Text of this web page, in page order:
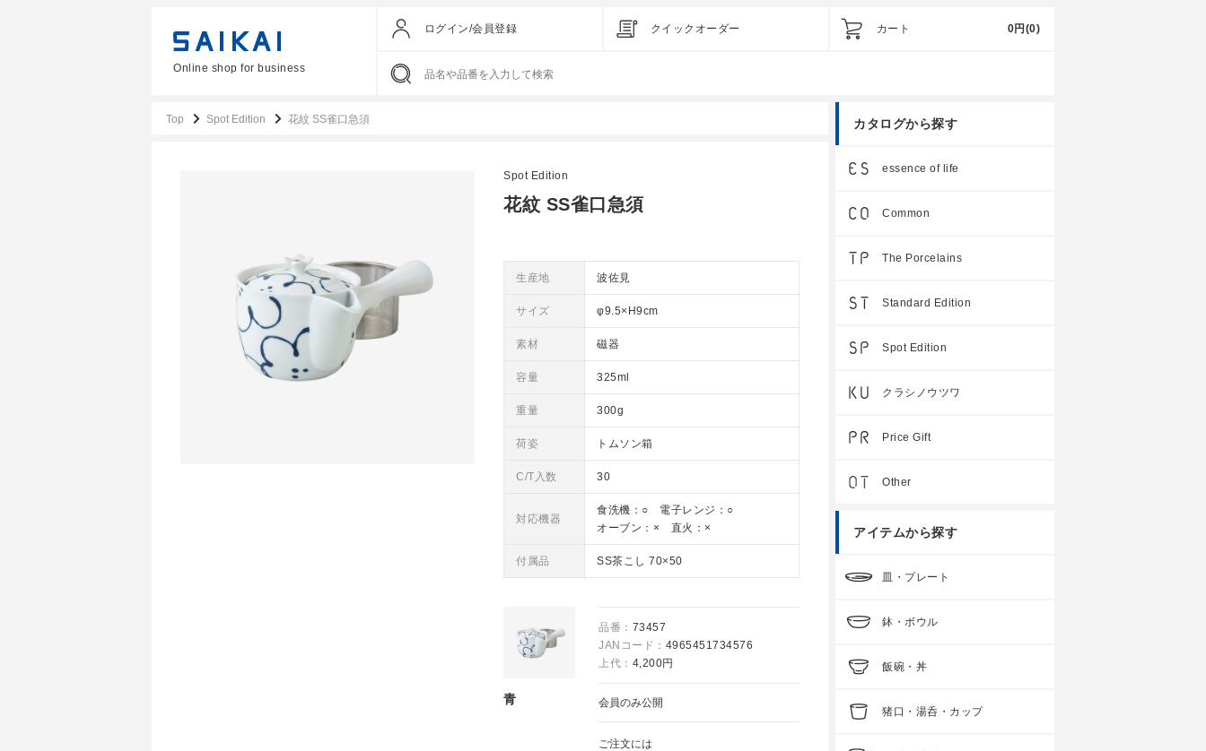
Online shop for business
ログイン/会員登録 クイックオーダー カート 0円 (0)
Top Spot Edition 花紋 SS雀口急須
花紋 SS雀口急須
Spot Edition
生産地 波佐見
サイズ φ9.5×H9cm
素材 磁器
容量 325ml
重量 300g
荷姿 トムソン箱
C/T入数 30
対応機器
食洗機：○ 電子レンジ：○
オーブン：× 直火：×
付属品 SS茶こし 70×50
青
品番： 73457
JANコード： 4965451734576
上代： 4,200円
会員のみ公開
ご注文には
カタログから探す
essence of life
Common
The Porcelains
Standard Edition
Spot Edition
クラシノウツワ
Price Gift
Other
アイテムから探す
皿・プレート
鉢・ボウル
飯碗・丼
猪口・湯呑・カップ